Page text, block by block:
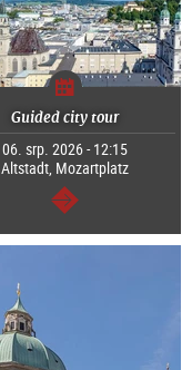
Guided city tour
06. srp. 2026 - 12:15
Altstadt, Mozartplatz
continue